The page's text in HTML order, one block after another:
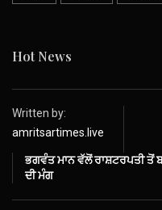
Hot News
Written by:
amritsartimes.live
ਭਗਵੰਤ ਮਾਨ ਵੱਲੋਂ ਰਾਸ਼ਟਰਪਤੀ ਤੋਂ
ਦੀ ਮੰਗ